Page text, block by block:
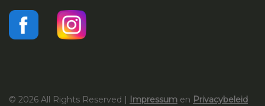
© 2026 All Rights Reserved | Impressum en Privacybeleid